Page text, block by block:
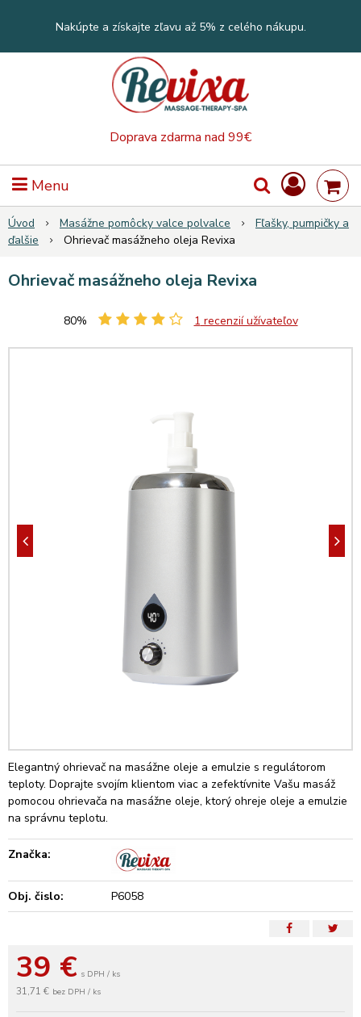
Doprava zdarma nad 99€
Nakúpte a získajte zľavu až 5% z celého nákupu.
Menu
Úvod Masážne pomôcky valce polvalce
Fľašky, pumpičky a
ďalšie
Ohrievač masážneho oleja Revixa
Ohrievač masážneho oleja Revixa
80% 1 recenzií užívateľov
39 € s DPH / ks
31,71 € bez DPH / ks
Elegantný ohrievač na masážne oleje a emulzie s regulátorom
teploty. Doprajte svojím klientom viac a zefektívnite Vašu masáž
pomocou ohrievača na masážne oleje, ktorý ohreje oleje a emulzie
na správnu teplotu.
Značka:
Obj. čislo: P6058